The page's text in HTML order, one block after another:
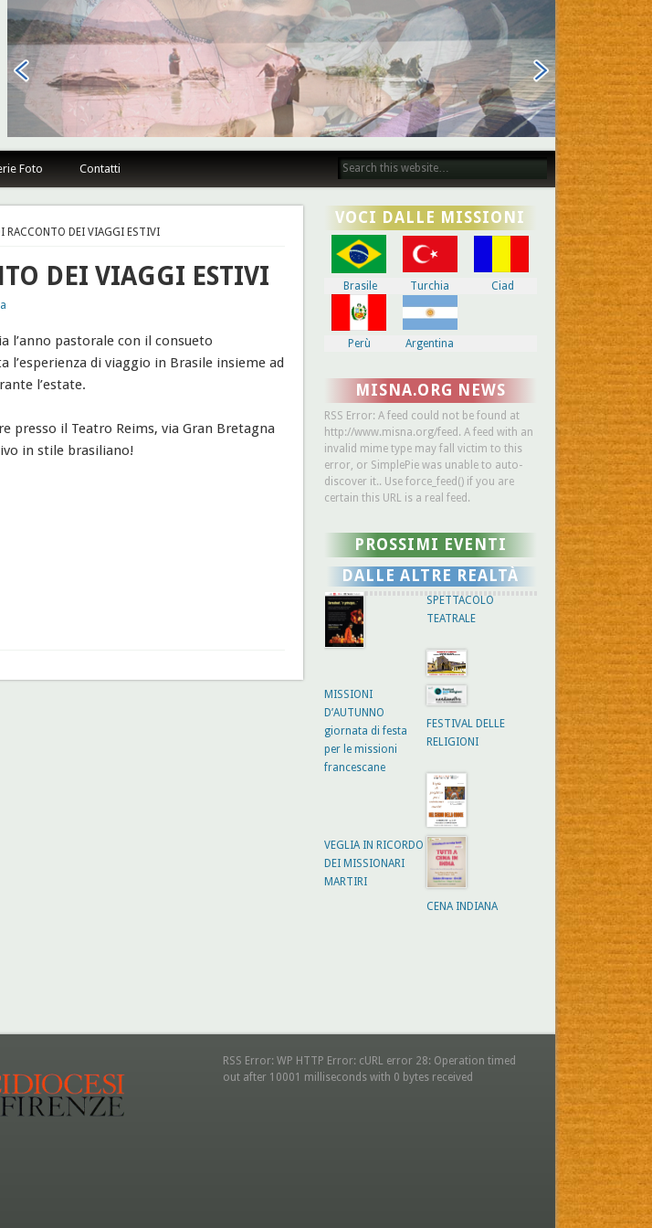
Foto Contatti
RACCONTO DEI VIAGGI ESTIVI
DEI VIAGGI ESTIVI
l’anno pastorale con il consueto
di viaggio in Brasile insieme ad
l’estate.
presso il Teatro Reims, via Gran Bretagna
in stile brasiliano!
VOCI DALLE MISSIONI
Brasile Turchia Ciad
Perù Argentina
MISNA.ORG NEWS
RSS Error: A feed could not be found at
http://www.misna.org/feed. A feed with an
invalid mime type may fall victim to this
error, or SimplePie was unable to auto-
discover it.. Use force_feed() if you are
certain this URL is a real feed.
PROSSIMI EVENTI
DALLE ALTRE REALTÀ
SPETTACOLO
TEATRALE
MISSIONI
D’AUTUNNO
giornata di festa
per le missioni
francescane
FESTIVAL DELLE
RELIGIONI
VEGLIA IN RICORDO
DEI MISSIONARI
MARTIRI
CENA INDIANA
RSS Error: WP HTTP Error: cURL error 28: Operation timed
out after 10001 milliseconds with 0 bytes received